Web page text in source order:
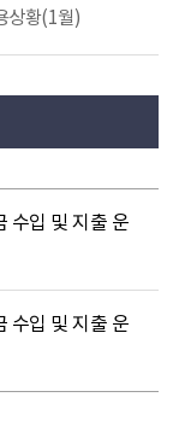
상황(1월)
수입 및 지출 운
수입 및 지출 운